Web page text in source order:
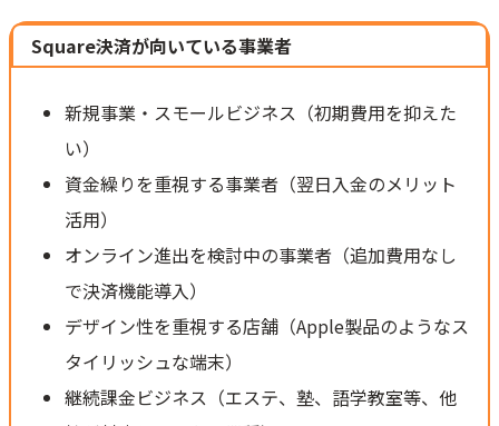
Square決済が向いている事業者
新規事業・スモールビジネス（初期費用を抑えた
い）
資金繰りを重視する事業者（翌日入金のメリット
活用）
オンライン進出を検討中の事業者（追加費用なし
で決済機能導入）
デザイン性を重視する店舗（Apple製品のようなス
タイリッシュな端末）
継続課金ビジネス（エステ、塾、語学教室等、他